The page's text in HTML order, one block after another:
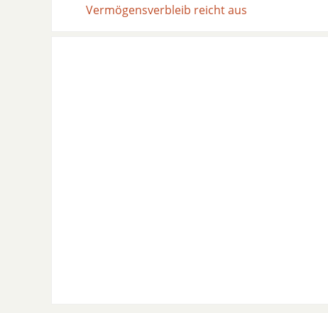
Vermögensverbleib reicht aus